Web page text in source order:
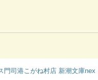
門司港こがね村店 新潮文庫nex